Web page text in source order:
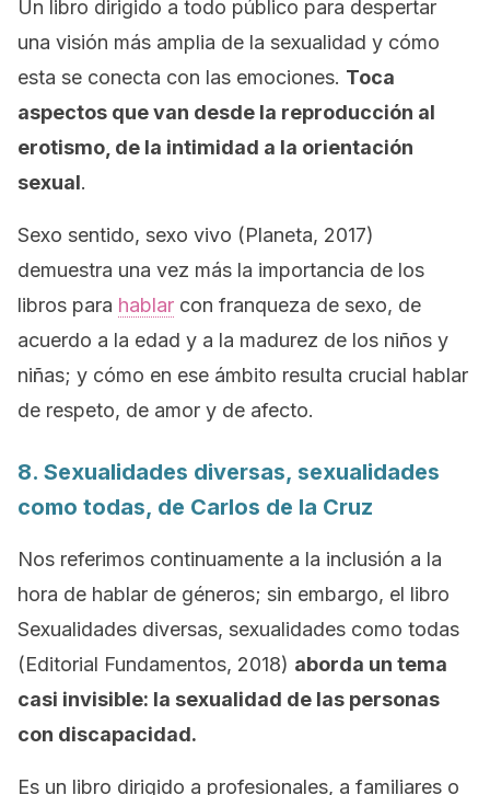
Un libro dirigido a todo público para despertar
una visión más amplia de la sexualidad y cómo
esta se conecta con las emociones. Toca
aspectos que van desde la reproducción al
erotismo, de la intimidad a la orientación
sexual.
Sexo sentido, sexo vivo (Planeta, 2017)
demuestra una vez más la importancia de los
libros para hablar con franqueza de sexo, de
acuerdo a la edad y a la madurez de los niños y
niñas; y cómo en ese ámbito resulta crucial hablar
de respeto, de amor y de afecto.
8. Sexualidades diversas, sexualidades
como todas, de Carlos de la Cruz
Nos referimos continuamente a la inclusión a la
hora de hablar de géneros; sin embargo, el libro
Sexualidades diversas, sexualidades como todas
(Editorial Fundamentos, 2018) aborda un tema
casi invisible: la sexualidad de las personas
con discapacidad.
Es un libro dirigido a profesionales, a familiares o